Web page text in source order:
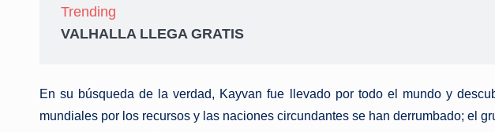
Trending
VALHALLA LLEGA GRATIS
En su búsqueda de la verdad, Kayvan fue llevado por todo el mundo y
mundiales por los recursos y las naciones circundantes se han derrumbado; el